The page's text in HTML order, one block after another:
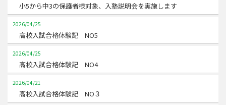
小5から中3の保護者様対象、入塾説明会を実施します
2026/04/25
高校入試合格体験記 NO5
2026/04/25
高校入試合格体験記 NO4
2026/04/21
高校入試合格体験記 NO３